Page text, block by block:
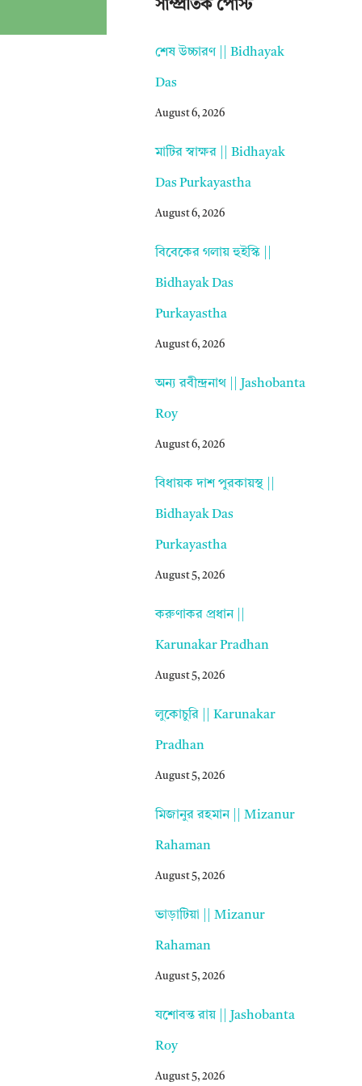
সাম্প্রতিক পোস্ট
শেষ উচ্চারণ || Bidhayak
Das
August 6, 2026
মাটির স্বাক্ষর || Bidhayak
Das Purkayastha
August 6, 2026
বিবেকের গলায় হুইস্কি ||
Bidhayak Das
Purkayastha
August 6, 2026
অন্য রবীন্দ্রনাথ || Jashobanta
Roy
August 6, 2026
বিধায়ক দাশ পুরকায়স্থ ||
Bidhayak Das
Purkayastha
August 5, 2026
করুণাকর প্রধান ||
Karunakar Pradhan
August 5, 2026
লুকোচুরি || Karunakar
Pradhan
August 5, 2026
মিজানুর রহমান || Mizanur
Rahaman
August 5, 2026
ভাড়াটিয়া || Mizanur
Rahaman
August 5, 2026
যশোবন্ত রায় || Jashobanta
Roy
August 5, 2026